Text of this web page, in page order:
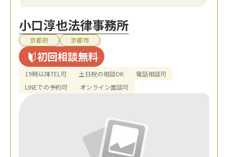
小口淳也法律事務所
京都府 京都市
初回相談無料
19時以降TEL可 土日祝の相談OK
電話相談可
LINEでの予約可
オンライン面談可